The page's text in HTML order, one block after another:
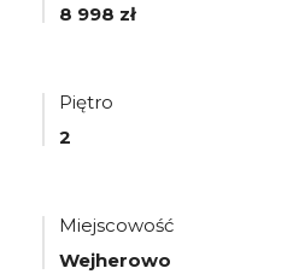
8 998 zł
Piętro
2
Miejscowość
Wejherowo